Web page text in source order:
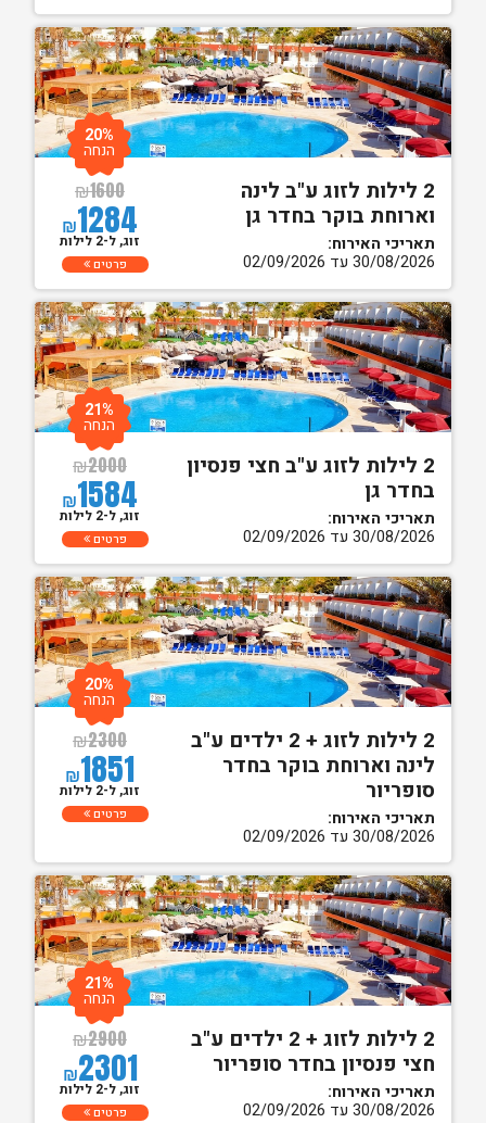
2 לילות לזוג ע"ב לינה
וארוחת בוקר בחדר גן
תאריכי האירוח:
30/08/2026 עד 02/09/2026
₪1600
₪1284
20%
הנחה
זוג, ל-2 לילות
פרטים
2 לילות לזוג ע"ב חצי פנסיון
בחדר גן
תאריכי האירוח:
30/08/2026 עד 02/09/2026
₪2000
₪1584
21%
הנחה
זוג, ל-2 לילות
פרטים
2 לילות לזוג + 2 ילדים ע"ב
לינה וארוחת בוקר בחדר
סופריור
תאריכי האירוח:
30/08/2026 עד 02/09/2026
₪2300
₪1851
20%
הנחה
זוג, ל-2 לילות
פרטים
2 לילות לזוג + 2 ילדים ע"ב
חצי פנסיון בחדר סופריור
תאריכי האירוח:
30/08/2026 עד 02/09/2026
₪2900
₪2301
21%
הנחה
זוג, ל-2 לילות
פרטים